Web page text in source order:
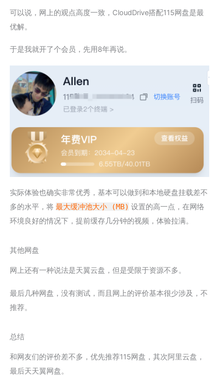
可以说，网上的观点高度一致，CloudDrive搭配115网盘是最
优解。
于是我就开了个会员，先用8年再说。
实际体验也确实非常优秀，基本可以做到和本地硬盘挂载差不
多的水平，将 最大缓冲池大小 (MB) 设置的高一点，在网络
环境良好的情况下，提前缓存几分钟的视频，体验拉满。
其他网盘
网上还有一种说法是天翼云盘，但是受限于资源不多。
最后几种网盘，没有测试，而且网上的评价基本很少涉及，不
推荐。
总结
和网友们的评价差不多，优先推荐115网盘，其次阿里云盘，
最后天天翼网盘。